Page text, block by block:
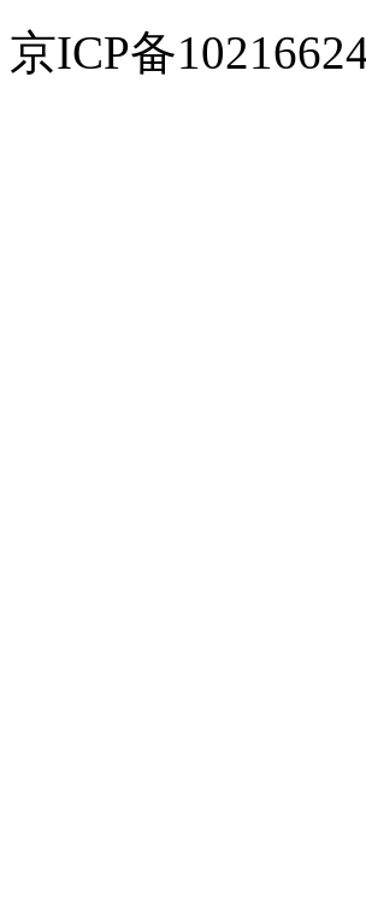
京ICP备